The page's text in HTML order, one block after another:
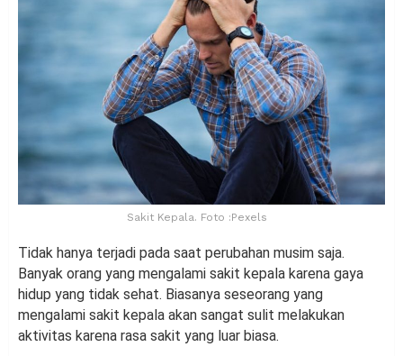
Sakit Kepala. Foto :Pexels
Tidak hanya terjadi pada saat perubahan musim saja.
Banyak orang yang mengalami sakit kepala karena gaya
hidup yang tidak sehat. Biasanya seseorang yang
mengalami sakit kepala akan sangat sulit melakukan
aktivitas karena rasa sakit yang luar biasa.